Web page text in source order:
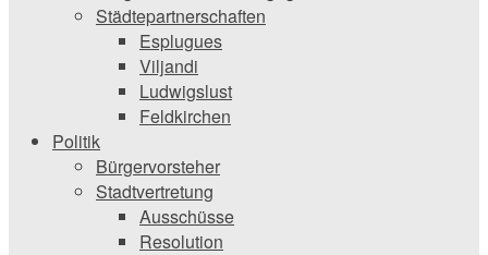
Städtepartnerschaften
Esplugues
Viljandi
Ludwigslust
Feldkirchen
Politik
Bürgervorsteher
Stadtvertretung
Ausschüsse
Resolution